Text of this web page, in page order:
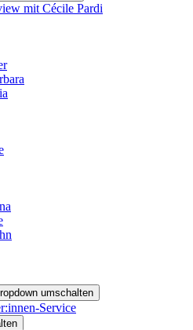
mit Cécile Pardi
umschalten
Service